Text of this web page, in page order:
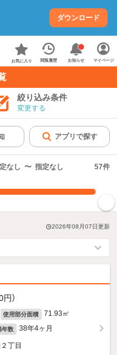
ダウンロード
お気に入り 閲覧履歴 お知らせ マイページ
絞り込み条件
変更する
アプリで探す
なし 〜 指定なし 57件
2026年08月07日更新
）
使用部分面積 71.93㎡
年数 38年4ヶ月
丁目